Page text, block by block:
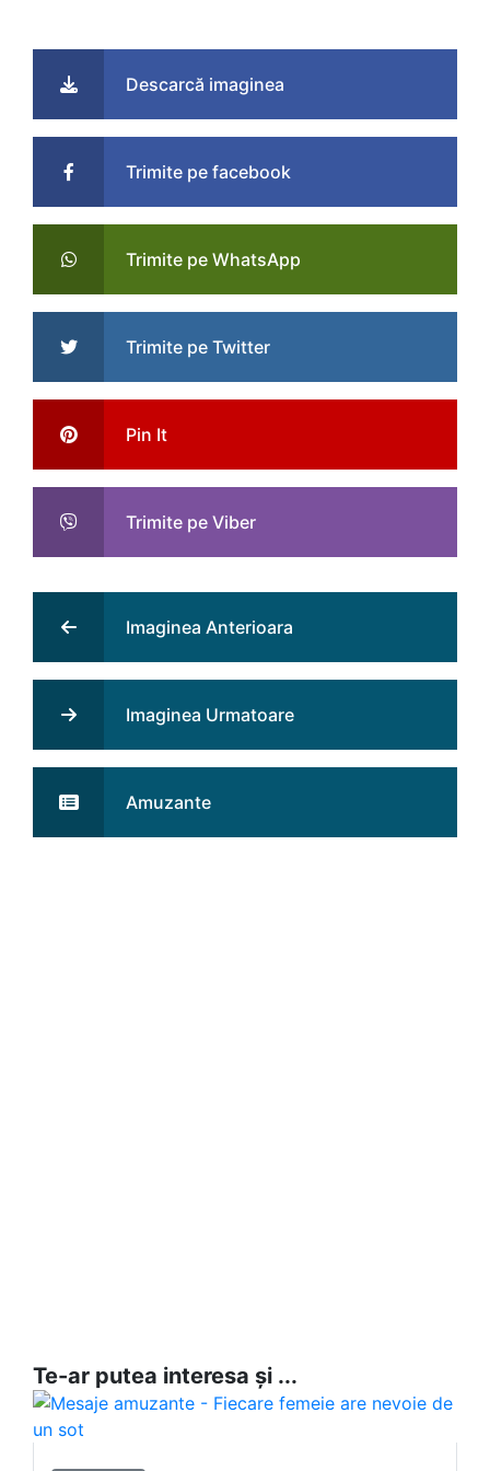
Descarcă imaginea
Trimite pe facebook
Trimite pe WhatsApp
Trimite pe Twitter
Pin It
Trimite pe Viber
Imaginea Anterioara
Imaginea Urmatoare
Amuzante
Te-ar putea interesa și ...